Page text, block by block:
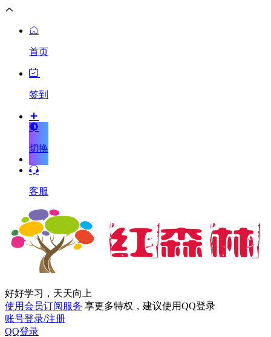
首页
签到
切换
客服
好好学习，天天向上
使用会员订阅服务 享更多特权，建议使用QQ登录
账号登录/注册
QQ登录